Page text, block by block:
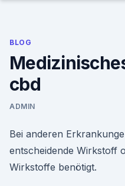
BLOG
cbd
ADMIN
Bei anderen
entscheidende Wirkstoff
Wirkstoffe benötigt.